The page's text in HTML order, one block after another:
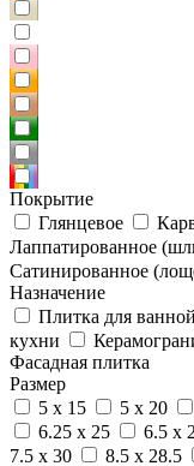
Покрытие
Глянцевое
Лаппатированное
Сатинированное
Назначение
Плитка для ванной
кухни
Фасадная плитка
Размер
5 x 15
5 x 20
6.25 x 25
6.5 x
7.5 x 30
8.5 x 28.5